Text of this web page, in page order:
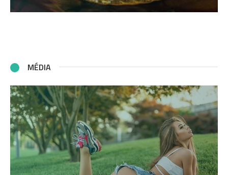
MÉDIA